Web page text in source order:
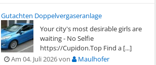
Gutachten Doppelvergaseranlage
Your city's most desirable girls are
waiting - No Selfie
https://Cupidon.Top Find a [...]
Am 04. Juli 2026 von
Maulhofer